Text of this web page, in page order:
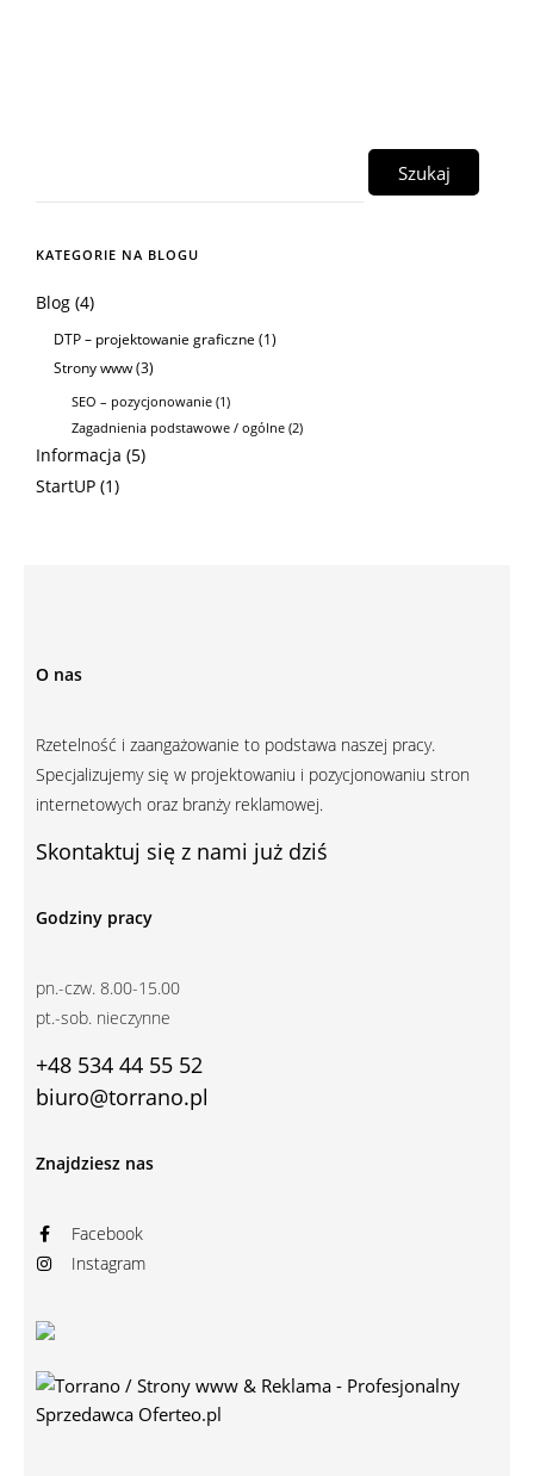
KATEGORIE NA BLOGU
Blog (4)
DTP – projektowanie graficzne (1)
Strony www(3)
SEO – pozycjonowanie (1)
Zagadnienia podstawowe / ogólne (2)
Informacja (5)
StartUP (1)
O nas
Rzetelność i zaangażowanie to podstawa naszej pracy.
Specjalizujemy się w projektowaniu i pozycjonowaniu stron
internetowych oraz branży reklamowej.
Skontaktuj się z nami już dziś
Godziny pracy
pn.-czw. 8.00-15.00
pt.-sob. nieczynne
+48 534 44 55 52
biuro@torrano.pl
Znajdziesz nas
Facebook
Instagram